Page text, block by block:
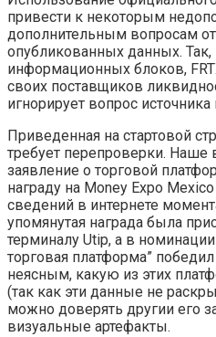
привести к некоторым
дополнительным вопросам
опубликованных данных.
информационных блоков,
своих поставщиков
игнорирует вопрос источника
Приведенная на стартовой
требует перепроверки. Наше
заявление о торговой
награду на Money Expo
сведений в интернете
упомянутая награда была
терминалу Utip, а в
торговая платформа”
неясным, какую из этих
(так как эти данные не
можно доверять другии его
визуальные артефакты.